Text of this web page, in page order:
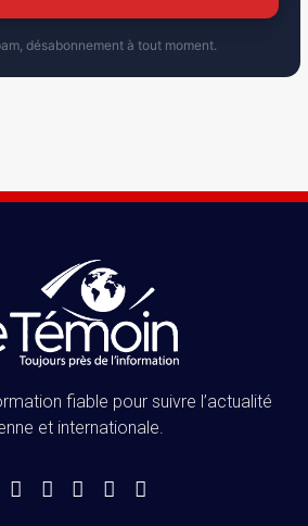
désabonnement à tout moment.
fiable pour suivre l’actualité
et internationale.